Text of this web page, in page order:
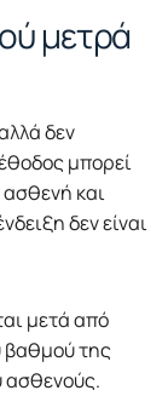
μετρά
δεν
μπορεί
και
δεν είναι
μετά από
βαθμού της
ασθενούς.